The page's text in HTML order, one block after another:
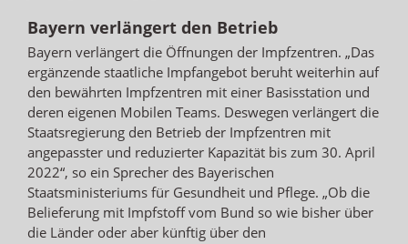
Bayern verlängert den Betrieb
Bayern verlängert die Öffnungen der Impfzentren. „Das
ergänzende staatliche Impfangebot beruht weiterhin auf
den bewährten Impfzentren mit einer Basisstation und
deren eigenen Mobilen Teams. Deswegen verlängert die
Staatsregierung den Betrieb der Impfzentren mit
angepasster und reduzierter Kapazität bis zum 30. April
2022“, so ein Sprecher des Bayerischen
Staatsministeriums für Gesundheit und Pflege. „Ob die
Belieferung mit Impfstoff vom Bund so wie bisher über
die Länder oder aber künftig über den